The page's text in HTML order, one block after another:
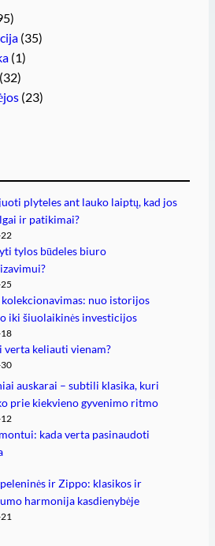
(35)
(1)
(32)
(23)
plyteles ant lauko laiptų, kad jos
ir patikimai?
tylos būdeles biuro
nuo istorijos
iki šiuolaikinės investicijos
keliauti vienam?
auskarai – subtili klasika, kuri
prie kiekvieno gyvenimo ritmo
kada verta pasinaudoti
peleninės ir Zippo: klasikos ir
harmonija kasdienybėje